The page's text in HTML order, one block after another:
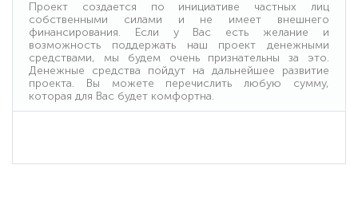
Проект создается по инициативе частных лиц
собственными силами и не имеет внешнего
финансирования. Если у Вас есть желание и
возможность поддержать наш проект денежными
средствами, мы будем очень признательны за это.
Денежные средства пойдут на дальнейшее развитие
проекта. Вы можете перечислить любую сумму,
которая для Вас будет комфортна.